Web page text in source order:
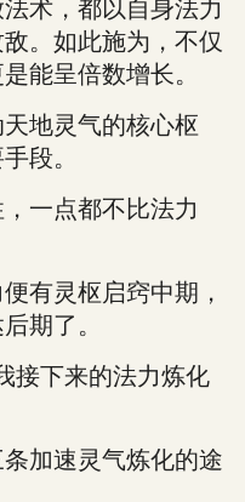
术，都以自身法力
。如此施为，不仅
能呈倍数增长。
地灵气的核心枢
段。
一点都不比法力
灵枢启窍中期，
期了。
下来的法力炼化
加速灵气炼化的途